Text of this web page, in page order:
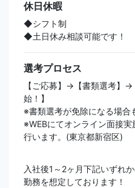
休日休暇
◆シフト制
◆土日休み相談可能です！
選考プロセス
【ご応募】→【書類選考】
始！】
※書類選考が免除になる場合
※WEBにてオンライン面接
行います。(東京都新宿区)
入社後1～2ヶ月下記いずれ
勤務を想定しております！